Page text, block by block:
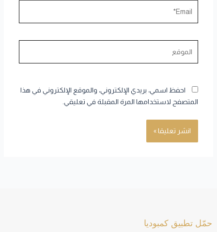
احفظ اسمي، بريدي الإلكتروني، والموقع الإلكتروني في هذا
المتصفح لاستخدامها المرة المقبلة في تعليقي.
حمّل تطبيق كمبوديا